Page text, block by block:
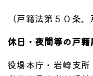
（戸籍法第５０条
休日・夜間等の戸
役場本庁・岩崎支